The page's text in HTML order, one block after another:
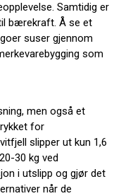
Samtidig er
bærekraft. Å se et
suser gjennom
som
men også et
for
slipper ut kun 1,6
30 kg ved
i utslipp og gjør det
når de